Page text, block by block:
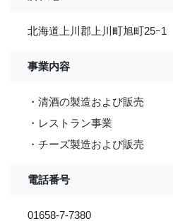
北海道上川郡上川町旭町25ｰ1
事業内容
・清酒の製造および販売
・レストラン事業
・チーズ製造および販売
電話番号
01658-7-7380